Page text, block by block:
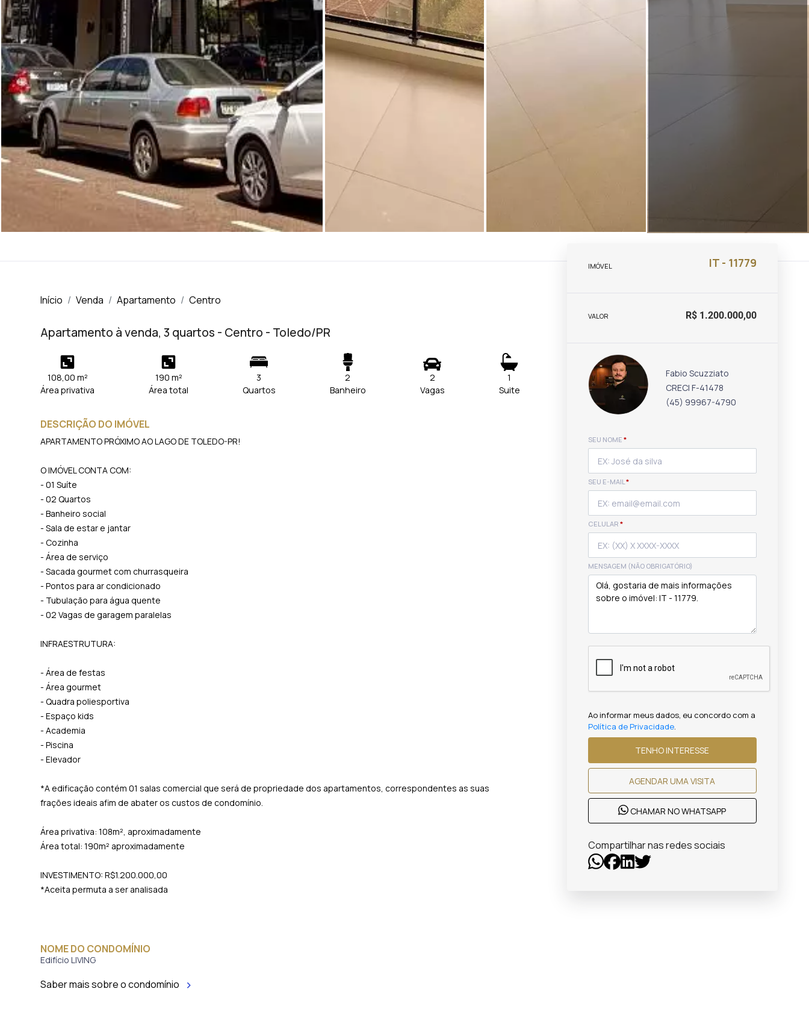
Início Venda Apartamento Centro
Apartamento à venda, 3 quartos - Centro - Toledo/PR
108,00 m²
Área privativa
190 m²
Área total
3
Quartos
2
Banheiro
2
Vagas
1
Suite
DESCRIÇÃO DO IMÓVEL
APARTAMENTO PRÓXIMO AO LAGO DE TOLEDO-PR!
O IMÓVEL CONTA COM:
- 01 Suíte
- 02 Quartos
- Banheiro social
- Sala de estar e jantar
- Cozinha
- Área de serviço
- Sacada gourmet com churrasqueira
- Pontos para ar condicionado
- Tubulação para água quente
- 02 Vagas de garagem paralelas
INFRAESTRUTURA:
- Área de festas
- Área gourmet
- Quadra poliesportiva
- Espaço kids
- Academia
- Piscina
- Elevador
*A edificação contém 01 salas comercial que será de propriedade dos apartamentos, correspondentes as suas
frações ideais afim de abater os custos de condomínio.
Área privativa: 108m², aproximadamente
Área total: 190m² aproximadamente
INVESTIMENTO: R$1.200.000,00
*Aceita permuta a ser analisada
NOME DO CONDOMÍNIO
Edifício LIVING
Saber mais sobre o condomínio
IMÓVEL IT - 11779
VALOR R$ 1.200.000,00
Fabio Scuzziato
CRECI F-41478
(45) 99967-4790
SEU NOME *
SEU E-MAIL*
CELULAR *
MENSAGEM (NÃO OBRIGATÓRIO)
Ao informar meus dados, eu concordo com a
Política de Privacidade.
TENHO INTERESSE
AGENDAR UMA VISITA
CHAMAR NO WHATSAPP
Compartilhar nas redes sociais